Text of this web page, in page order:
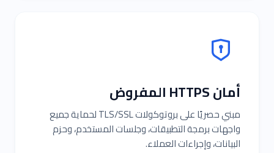
أمان HTTPS المفروض
مبني حصريًا على بروتوكولات TLS/SSL لحماية جميع
واجهات برمجة التطبيقات، وجلسات المستخدم، وحزم
البيانات، وإجراءات العملاء.